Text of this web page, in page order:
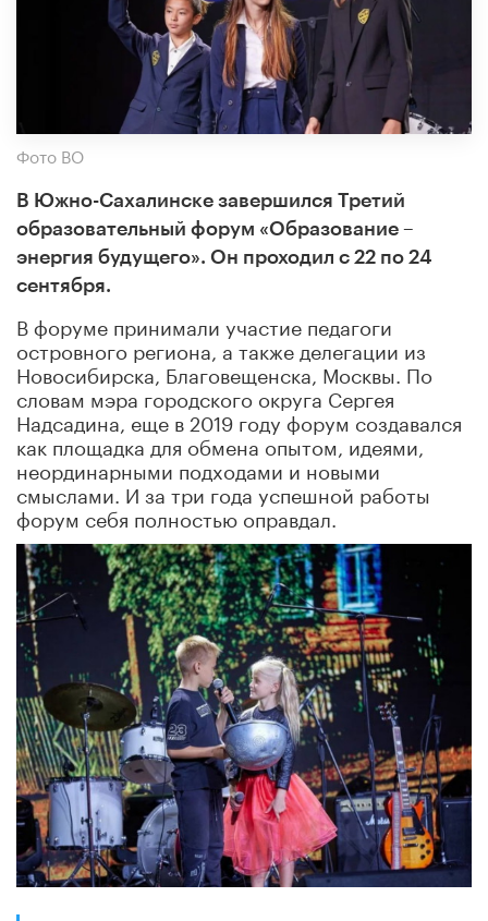
Фото ВО
В Южно-Сахалинске завершился Третий
образовательный форум «Образование –
энергия будущего». Он проходил с 22 по 24
сентября.
В форуме принимали участие педагоги
островного региона, а также делегации из
Новосибирска, Благовещенска, Москвы. По
словам мэра городского округа Сергея
Надсадина, еще в 2019 году форум создавался
как площадка для обмена опытом, идеями,
неординарными подходами и новыми
смыслами. И за три года успешной работы
форум себя полностью оправдал.